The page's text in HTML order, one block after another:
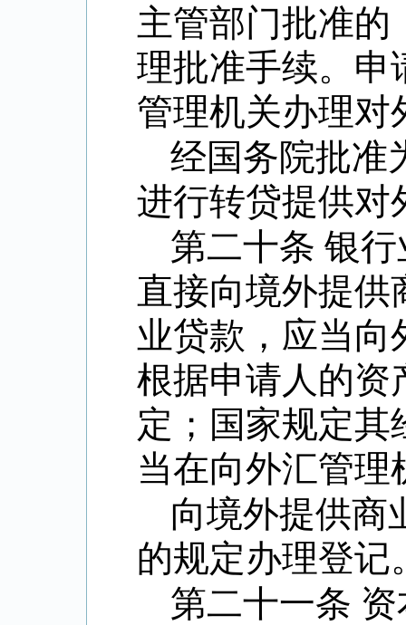
主管部门批准的
理批准手续。申
管理机关办理对
经国务院批准
进行转贷提供对
第二十条 银
直接向境外提供
业贷款，应当向
根据申请人的资
定；国家规定
当在向外汇管理
向境外提供商
的规定办理登记
第二十一条